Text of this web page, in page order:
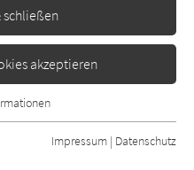
schließen
akzeptieren
Funktionen der
dass die Webseite
Impressum | Datenschutz